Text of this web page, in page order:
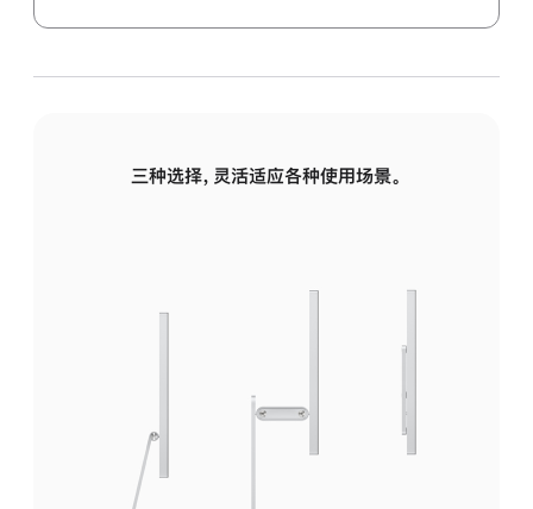
三种选择，灵活适应各种使用场景。